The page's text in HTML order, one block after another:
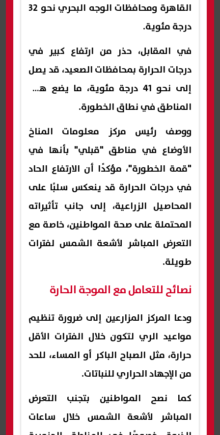
القاهرة ومحافظات الوجه البحري نحو 32
درجة مئوية.
في المقابل، حذر من ارتفاع كبير في
درجات الحرارة بمحافظات الصعيد، قد يصل
إلى نحو 41 درجة مئوية، ما يضع هذه
المناطق في نطاق الخطورة.
ووصف رئيس مركز معلومات المناخ
الأوضاع في مناطق "قبلي" بأنها في
"قمة الخطورة"، مؤكدًا أن الارتفاع الحاد
في درجات الحرارة قد ينعكس سلبًا على
المحاصيل الزراعية، إلى جانب تأثيراته
المحتملة على صحة المواطنين، خاصة مع
التعرض المباشر لأشعة الشمس لفترات
طويلة.
نصائح للتعامل مع الموجة الحارة
ودعا المركز المزارعين إلى ضرورة تنظيم
مواعيد الري لتكون خلال الفترات الأقل
حرارة، مثل الصباح الباكر أو المساء، للحد
من الإجهاد الحراري للنباتات.
كما نصح المواطنين بتجنب التعرض
المباشر لأشعة الشمس خلال ساعات